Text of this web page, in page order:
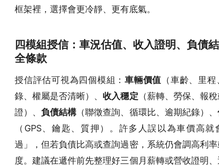
框架裡，選擇會更冷靜、更有底氣。
四模組授信：車況估值、收入證明、負債
全條款
授信評估可視為四個模組：車輛價值 （車齡、里
錄、權屬是否清晰）、收入穩定 （薪轉、勞保、報
證）、負債結構（聯徵查詢、循環比、逾期紀錄）、
（GPS、鑰匙、質押）。許多人誤以為車價高就
過」，但若負債比高或查詢過密，系統仍會調高利
度。建議在遞件前先整理好三個月薪轉或營收證明